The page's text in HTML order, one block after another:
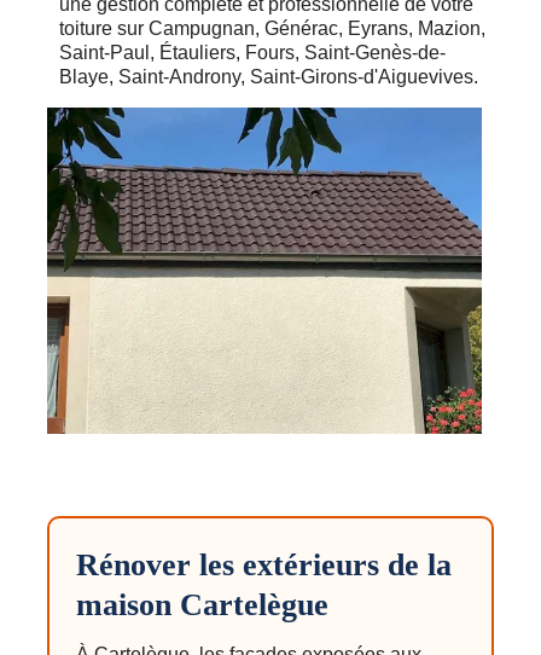
une gestion complète et professionnelle de votre
toiture sur Campugnan, Générac, Eyrans, Mazion,
Saint-Paul, Étauliers, Fours, Saint-Genès-de-
Blaye, Saint-Androny, Saint-Girons-d'Aiguevives.
Rénover les extérieurs de la
maison Cartelègue